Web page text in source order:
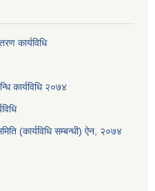
कार्यविधि
कार्यविधि २०७४
(कार्यविधि सम्बन्धी) ऐन, २०७४